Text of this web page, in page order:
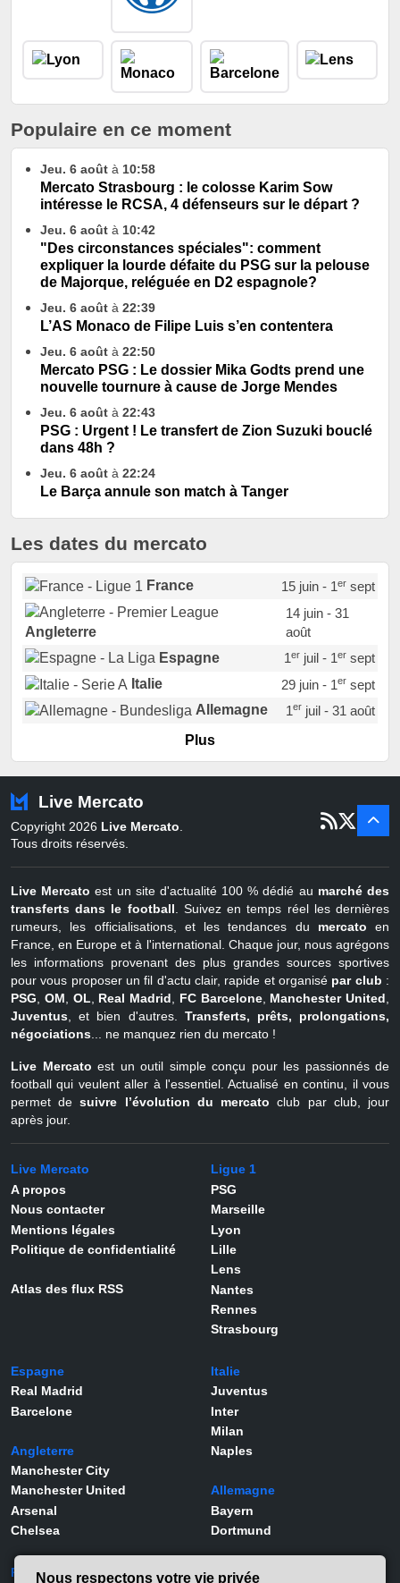
Populaire en ce moment
Jeu. 6 août à 10:58
Mercato Strasbourg : le colosse Karim Sow
intéresse le RCSA, 4 défenseurs sur le départ ?
Jeu. 6 août à 10:42
"Des circonstances spéciales": comment
expliquer la lourde défaite du PSG sur la pelouse
de Majorque, reléguée en D2 espagnole?
Jeu. 6 août à 22:39
L’AS Monaco de Filipe Luis s’en contentera
Jeu. 6 août à 22:50
Mercato PSG : Le dossier Mika Godts prend une
nouvelle tournure à cause de Jorge Mendes
Jeu. 6 août à 22:43
PSG : Urgent ! Le transfert de Zion Suzuki bouclé
dans 48h ?
Jeu. 6 août à 22:24
Le Barça annule son match à Tanger
Les dates du mercato
France 15 juin - 1ersept
Angleterre
14 juin - 31
août
Espagne
1erjuil - 1ersept
Italie
29 juin - 1ersept
Allemagne
1erjuil - 31 août
Portugal
Pays-Bas
22 juin - 2 sept
Belgique
juil - 31
Plus
Live Mercato
Copyright 2026 Live Mercato
Tous droits réservés.
Live Mercato est un site d'actualité 100 % dédié au marché des
transferts dans le football . Suivez en temps réel les dernières
rumeurs, les officialisations, et les tendances du mercato en
France, en Europe et à l'international. Chaque jour, nous agrégons
les informations provenant des plus grandes sources sportives
pour vous proposer un fil d'actu clair, rapide et organisé par club :
PSG
OM OL Real Madrid FC Barcelone, Manchester United
Juventus , et bien d'autres. Transferts, prêts, prolongations,
négociations ... ne manquez rien du mercato !
Live Mercato est un outil simple conçu pour les passionnés de
football qui veulent aller à l'essentiel. Actualisé en continu, il vous
permet desuivre l’évolution du mercato club par club, jour
après jour.
Live Mercato
A propos
Nous contacter
Mentions légales
Politique de confidentialité
Atlas des flux RSS
Ligue 1
PSG
Marseille
Lyon
Lille
Lens
Nantes
Rennes
Strasbourg
Espagne
Real Madrid
Barcelone
Angleterre
Manchester City
Manchester United
Arsenal
Chelsea
Italie
Juventus
Inter
Milan
Naples
Allemagne
Bayern
Dortmund
Portugal Joueurs
Nous respectons votre vie privée